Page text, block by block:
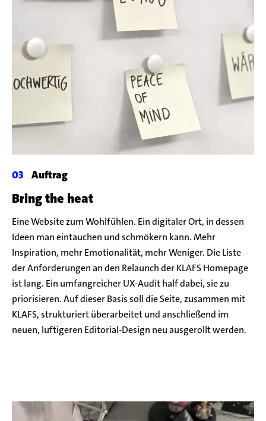
Auftrag
Bring the heat
Eine Website zum Wohlfühlen. Ein digitaler Ort, in dessen
Ideen man eintauchen und schmökern kann. Mehr
Inspiration, mehr Emotionalität, mehr Weniger. Die Liste
der Anforderungen an den Relaunch der KLAFS Homepage
ist lang. Ein umfangreicher UX-Audit half dabei, sie zu
priorisieren. Auf dieser Basis soll die Seite, zusammen mit
KLAFS, strukturiert überarbeitet und anschließend im
neuen, luftigeren Editorial-Design neu ausgerollt werden.